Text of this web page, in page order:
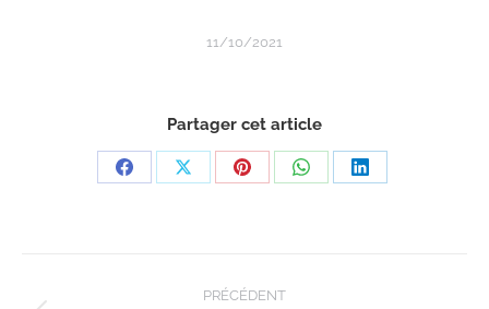
11/10/2021
Partager cet article
PRÉCÉDENT